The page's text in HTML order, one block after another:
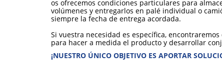
os ofrecemos condiciones particulares para
volúmenes y entregarlos en palé individual o
siempre la fecha de entrega acordada.
Si vuestra necesidad es específica,
para hacer a medida el producto y desarrollar
¡NUESTRO ÚNICO OBJETIVO ES APORTAR